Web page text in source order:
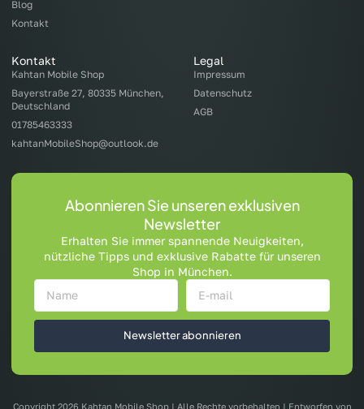
Blog
Kontakt
Kontakt
Kahtan Mobile Shop
Bayerstraße 27, 80335 München,
Deutschland
01785463333
kahtanMobileShop@outlook.de
Legal
Impressum
Datenschutz
AGB
Abonnieren Sie unseren exklusiven
Newsletter
Erhalten Sie immer spannende Neuigkeiten,
nützliche Tipps und exklusive Rabatte für unseren
Shop in München.
Newsletter abonnieren
Copyright 2026 Kahtan Mobile Shop | Alle Rechte vorbehalten | Entworfen von